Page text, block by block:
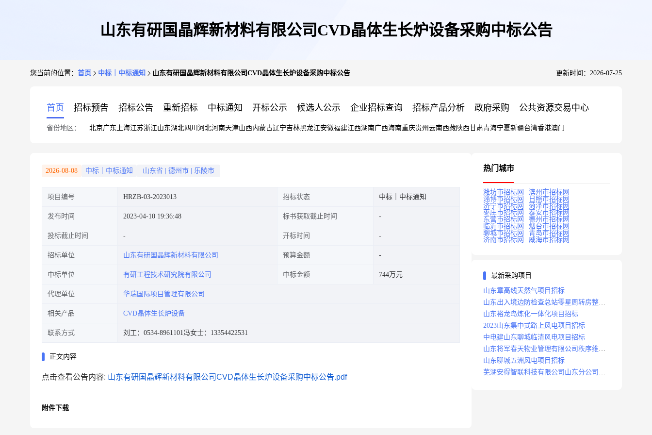
山东有研国晶辉新材料有限公司CVD晶体生长炉设备采购中标公告
您当前的位置： 首页 中标｜中标通知 山东有研国晶辉新材料有限公司CVD晶体生长炉设备采购中标公告 更新时间：2026-07-25
首页 招标预告 招标公告 重新招标 中标通知 开标公示 候选人公示 企业招标查询 招标产品分析 政府采购 公共资源交易中心
省份地区： 北京广东 上海江苏浙江山东湖北四川 河北河南天津山西内蒙古辽宁吉林黑龙江安徽福建江西湖南广西海南重庆贵州 云南西藏陕西甘肃青海宁夏新疆台湾香港澳门
2026-08-08 中标｜中标通知 山东省 德州市 乐陵市
项目编号 HRZB-03-2023013 招标状态 中标｜中标通知
发布时间 2023-04-10 19:36:48 标书获取截止时间
投标截止时间 开标时间
招标单位 山东有研国晶辉新材料有限公司 预算金额
中标单位 有研工程技术研究院有限公司 中标金额 744万元
代理单位 华瑞国际项目管理有限公司
相关产品 CVD晶体生长炉设备
联系方式 刘工：0534-8961101冯女士：13354422531
正文内容
点击查看公告内容: 山东有研国晶辉新材料有限公司CVD晶体生长炉设备采购中标公告.pdf
附件下载
热门城市
潍坊市招标网
滨州市招标网
淄博市招标网
日照市招标网
济宁市招标网
菏泽市招标网
枣庄市招标网
泰安市招标网
东营市招标网
德州市招标网
临沂市招标网
烟台市招标网
聊城市招标网
青岛市招标网
济南市招标网
威海市招标网
最新采购项目
山东章高线天然气项目招标
山东出入境边防检查总站零星周转房整修
项目招标中标
山东裕龙岛炼化一体化项目招标
2023山东集中式路上风电项目招标
中电建山东聊城临清风电项目招标
山东将军春天物业管理有限公司秩序维护
服务项目招标公告
山东聊城五洲风电项目招标
芜湖安得智联科技有限公司山东分公司济